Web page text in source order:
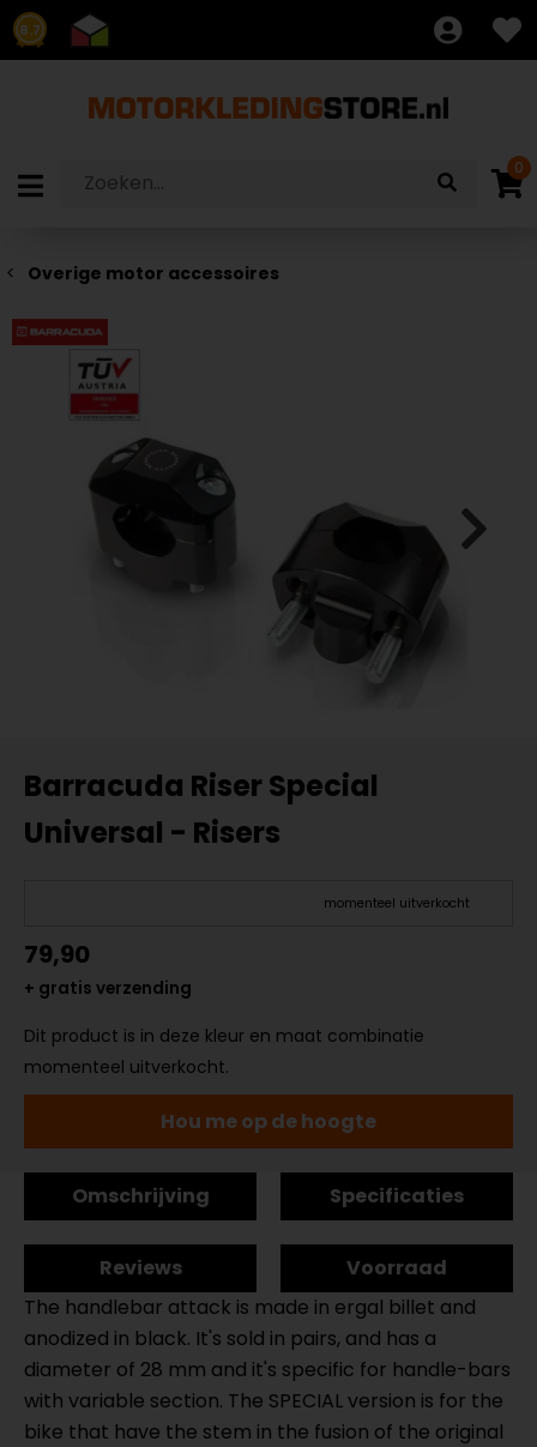
8.7
0
Overige motor accessoires
Barracuda Riser Special
Universal - Risers
momenteel uitverkocht
79,90
+ gratis verzending
Dit product is in deze kleur en maat combinatie
momenteel uitverkocht.
Hou me op de hoogte
Omschrijving Specificaties
Reviews
Voorraad
The handlebar attack is made in ergal billet and
anodized in black. It's sold in pairs, and has a
diameter of 28 mm and it's specific for handle-bars
with variable section. The SPECIAL version is for the
bike that have the stem in the fusion of the original